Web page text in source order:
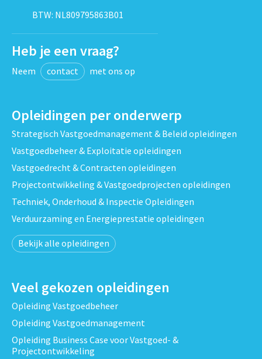
BTW: NL809795863B01
Heb je een vraag?
Neem contact met ons op
Opleidingen per onderwerp
Strategisch Vastgoedmanagement & Beleid opleidingen
Vastgoedbeheer & Exploitatie opleidingen
Vastgoedrecht & Contracten opleidingen
Projectontwikkeling & Vastgoedprojecten opleidingen
Techniek, Onderhoud & Inspectie Opleidingen
Verduurzaming en Energieprestatie opleidingen
Bekijk alle opleidingen
Veel gekozen opleidingen
Opleiding Vastgoedbeheer
Opleiding Vastgoedmanagement
Opleiding Business Case voor Vastgoed- &
Projectontwikkeling